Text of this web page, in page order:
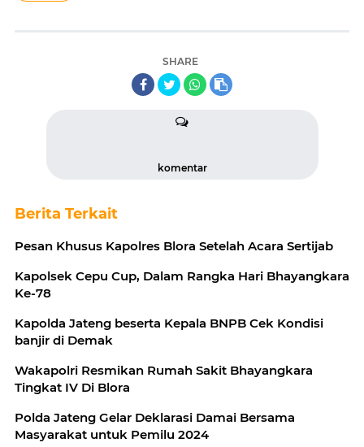
SHARE
komentar
Berita Terkait
Pesan Khusus Kapolres Blora Setelah Acara Sertijab
Kapolsek Cepu Cup, Dalam Rangka Hari Bhayangkara
Ke-78
Kapolda Jateng beserta Kepala BNPB Cek Kondisi
banjir di Demak
Wakapolri Resmikan Rumah Sakit Bhayangkara
Tingkat IV Di Blora
Polda Jateng Gelar Deklarasi Damai Bersama
Masyarakat untuk Pemilu 2024